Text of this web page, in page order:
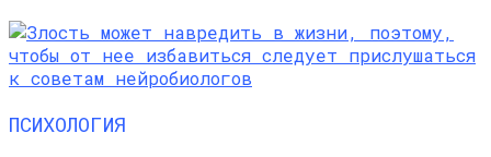
ПСИХОЛОГИЯ